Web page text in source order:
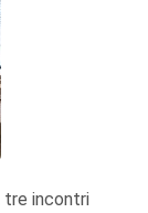
tre incontri